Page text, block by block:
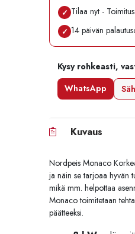
✓ Tilaa nyt -
✓ 14 päivän
Kysy rohkeasti,
WhatsApp
Kuvaus
Nordpeis Monaco
ja näin se tarjoaa hyvän
mikä mm. helpottaa
Monaco toimitetaan
päätteeksi.